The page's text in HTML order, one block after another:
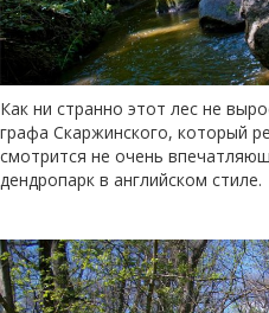
Как ни странно этот лес не
графа Скаржинского, который
смотрится не очень
дендропарк в английском стиле.